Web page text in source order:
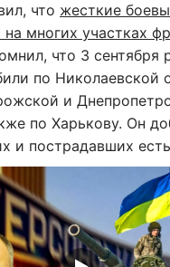
что жесткие
многих участках
что 3 сентября
по Николаевской
и
по Харькову. Он
и пострадавших